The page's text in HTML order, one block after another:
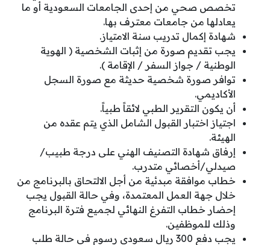
تخصص صحي من إحدى الجامعات السعودية أو ما
يعادلها من جامعات معترف بها.
شهادة إكمال تدريب سنة الامتياز.
يجب تقديم صورة من إثبات الشخصية ( الهوية
الوطنية / جواز السفر / الإقامة ).
توافر صورة شخصية حديثة مع صورة السجل
الأكاديمي.
أن يكون التقرير الطبي لائقاً طبياً.
اجتياز اختبار القبول الشامل الذي يتم عقده من
الهيئة.
إرفاق شهادة التصنيف الهني على درجة طبيب/
صيدلي/أخصائي متدرب.​
خطاب موافقة مبدئية من أجل الالتحاق بالبرنامج من
خلال جهة العمل المعتمدة، وفي حالة القبول يجب
إحضار خطاب التفرغ النهائي لجميع فترة البرنامج
وذلك للموظفين.
يجب دفع 300 ريال سعودي رسوم في حالة طلب